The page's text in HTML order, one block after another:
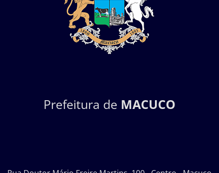
Prefeitura de MACUCO